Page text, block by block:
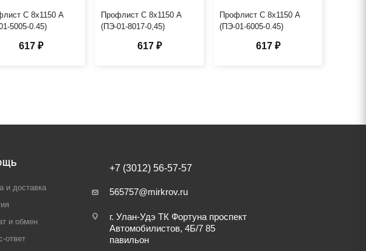
С 8х1150 А
5005-0.45)
617 ₽
Профлист С 8х1150 А
(ПЭ-01-8017-0,45)
617 ₽
Профлист С 8х1150 А
(ПЭ-01-6005-0.45)
617 ₽
и доставка
и обмен
ответ
+7 (3012) 56-57-57
565757@mirkrov.ru
г. Улан-Удэ ​ТК Фортуна​ проспект
Автомобилистов, 4Б/7 ​85
павильон